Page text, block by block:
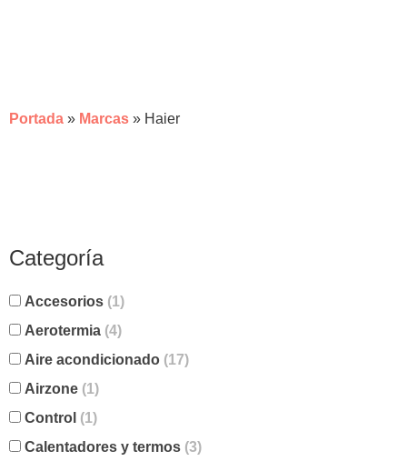
Portada » Marcas » Haier
Categoría
Accesorios (1)
Aerotermia (4)
Aire acondicionado (17)
Airzone (1)
Control (1)
Calentadores y termos (3)